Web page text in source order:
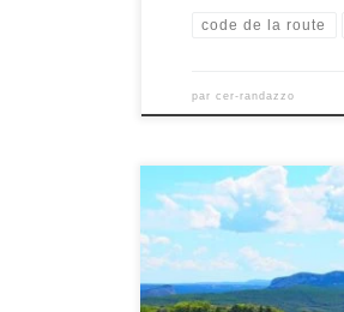
code de la route
par cer-randazzo